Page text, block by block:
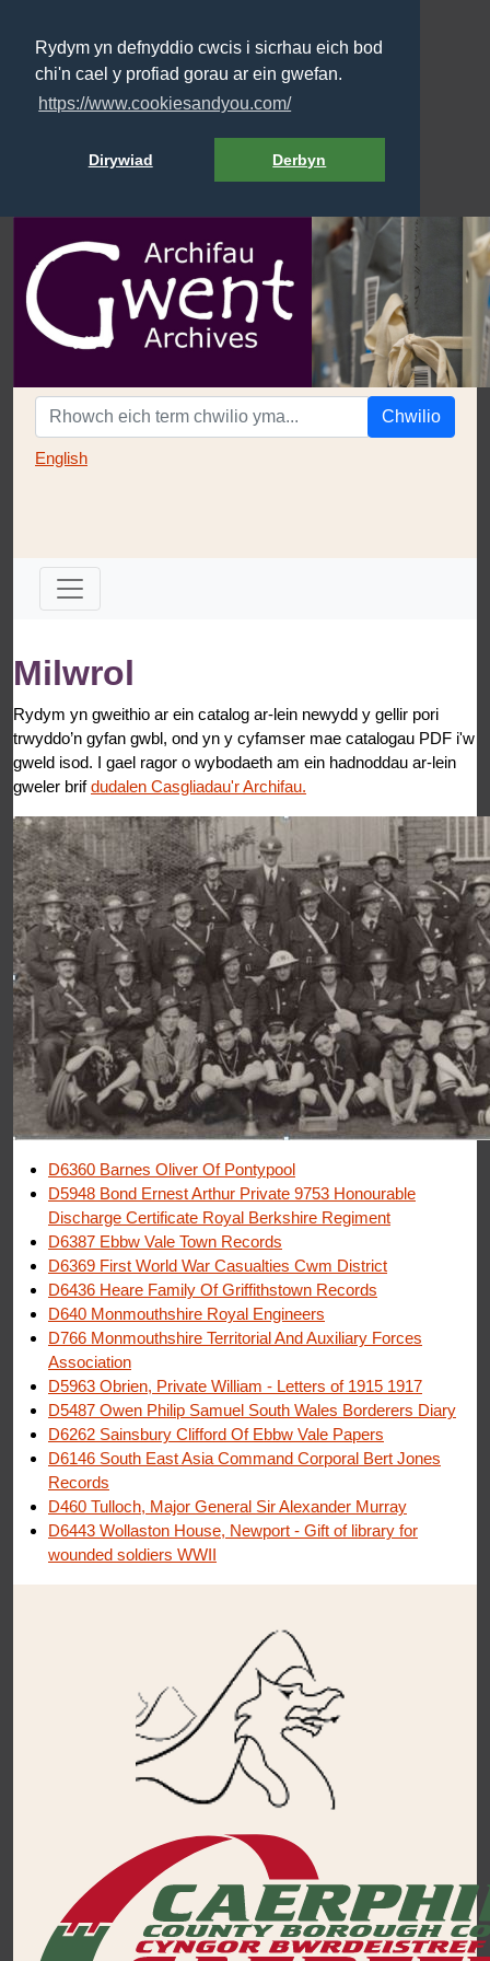
Rydym yn defnyddio cwcis i sicrhau eich bod
chi'n cael y profiad gorau ar ein gwefan.
https://www.cookiesandyou.com/
Dirywiad Derbyn
Chwilio
English
Milwrol
Rydym yn gweithio ar ein catalog ar-lein newydd y gellir pori
trwyddo’n gyfan gwbl, ond yn y cyfamser mae catalogau PDF i'w
gweld isod. I gael ragor o wybodaeth am ein hadnoddau ar-lein
gweler brifdudalen Casgliadau'r Archifau.
D6360 Barnes Oliver Of Pontypool
D5948 Bond Ernest Arthur Private 9753 Honourable
Discharge Certificate Royal Berkshire Regiment
D6387 Ebbw Vale Town Records
D6369 First World War Casualties Cwm District
D6436 Heare Family Of Griffithstown Records
D640 Monmouthshire Royal Engineers
D766 Monmouthshire Territorial And Auxiliary Forces
Association
D5963 Obrien, Private William - Letters of 1915 1917
D5487 Owen Philip Samuel South Wales Borderers Diary
D6262 Sainsbury Clifford Of Ebbw Vale Papers
D6146 South East Asia Command Corporal Bert Jones
Records
D460 Tulloch, Major General Sir Alexander Murray
D6443 Wollaston House, Newport - Gift of library for
wounded soldiers WWII